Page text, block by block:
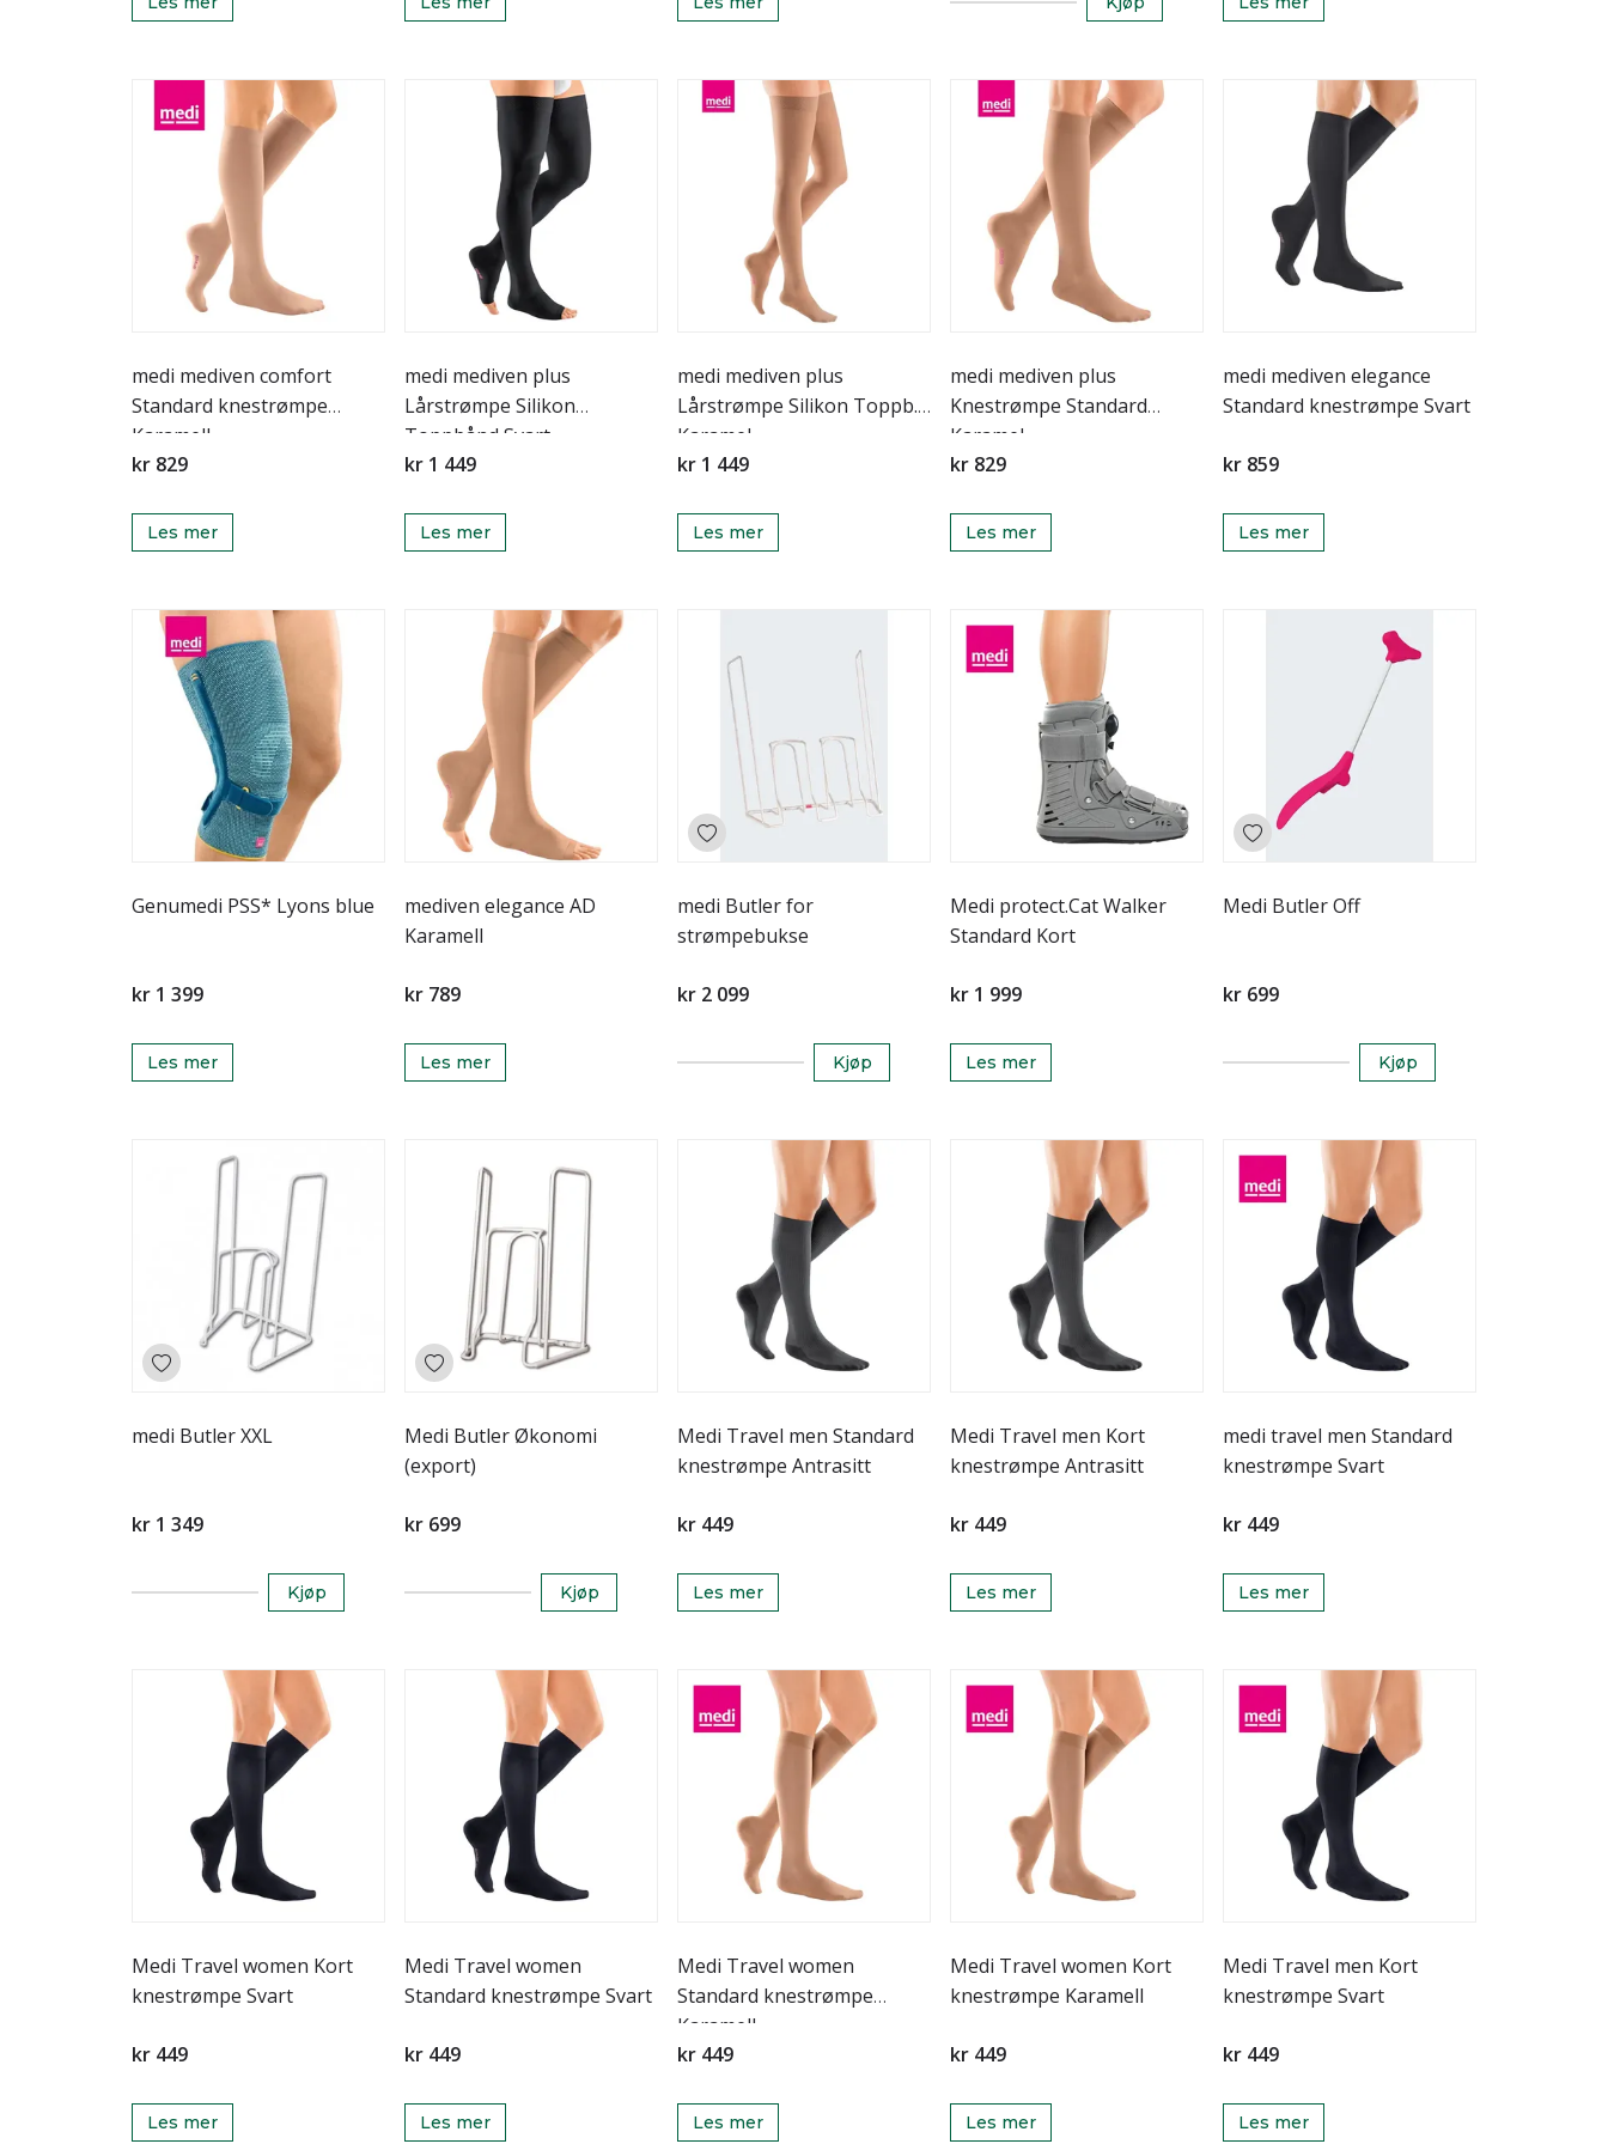
medi mediven comfort
Standard knestrømpe
Karamell
kr 829
Les mer
medi mediven plus
Lårstrømpe Silikon
Toppbånd Svart
kr 1 449
Les mer
medi mediven plus
Lårstrømpe Silikon Toppb.
Karamel
kr 1 449
Les mer
medi mediven plus
Knestrømpe Standard
Karamel
kr 829
Les mer
medi mediven elegance
Standard knestrømpe Svart
kr 859
Les mer
Genumedi PSS* Lyons blue
kr 1 399
Les mer
mediven elegance AD
Karamell
kr 789
Les mer
medi Butler for
strømpebukse
kr 2 099
Kjøp
Medi protect.Cat Walker
Standard Kort
kr 1 999
Les mer
Medi Butler Off
kr 699
Kjøp
medi Butler XXL
kr 1 349
Kjøp
Medi Butler Økonomi
(export)
kr 699
Kjøp
Medi Travel men Standard
knestrømpe Antrasitt
kr 449
Les mer
Medi Travel men Kort
knestrømpe Antrasitt
kr 449
Les mer
medi travel men Standard
knestrømpe Svart
kr 449
Les mer
Medi Travel women Kort
knestrømpe Svart
kr 449
Les mer
Medi Travel women
Standard knestrømpe Svart
kr 449
Les mer
Medi Travel women
Standard knestrømpe
Karamell
kr 449
Les mer
Medi Travel women Kort
knestrømpe Karamell
kr 449
Les mer
Medi Travel men Kort
knestrømpe Svart
kr 449
Les mer